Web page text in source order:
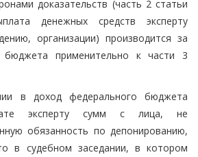
доказательств (часть 2 статьи
денежных средств эксперту
организации) производится за
бюджета применительно к части 3
в доход федерального бюджета
эксперту сумм с лица, не
обязанность по депонированию,
в судебном заседании, в котором